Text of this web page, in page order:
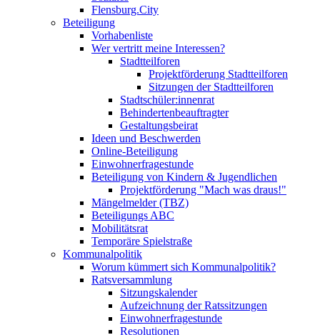
Flensburg.City
Beteiligung
Vorhabenliste
Wer vertritt meine Interessen?
Stadtteilforen
Projektförderung Stadtteilforen
Sitzungen der Stadtteilforen
Stadtschüler:innenrat
Behindertenbeauftragter
Gestaltungsbeirat
Ideen und Beschwerden
Online-Beteiligung
Einwohnerfragestunde
Beteiligung von Kindern & Jugendlichen
Projektförderung "Mach was draus!"
Mängelmelder (TBZ)
Beteiligungs ABC
Mobilitätsrat
Temporäre Spielstraße
Kommunalpolitik
Worum kümmert sich Kommunalpolitik?
Ratsversammlung
Sitzungskalender
Aufzeichnung der Ratssitzungen
Einwohnerfragestunde
Resolutionen